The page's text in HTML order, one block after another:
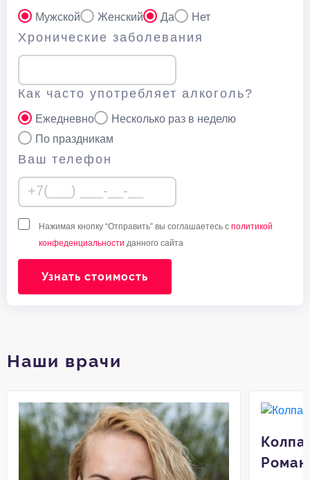
Мужской Женский Да Нет
Хронические заболевания
Как часто употребляет алкоголь?
Ежедневно
Несколько раз в неделю
По праздникам
Ваш телефон
Нажимая кнопку “Отправить” вы соглашаетесь с политикой
конфеденциальности данного сайта
Узнать стоимость
Наши врачи